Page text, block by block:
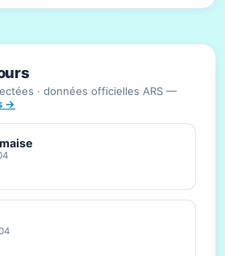
· données officielles ARS —
→